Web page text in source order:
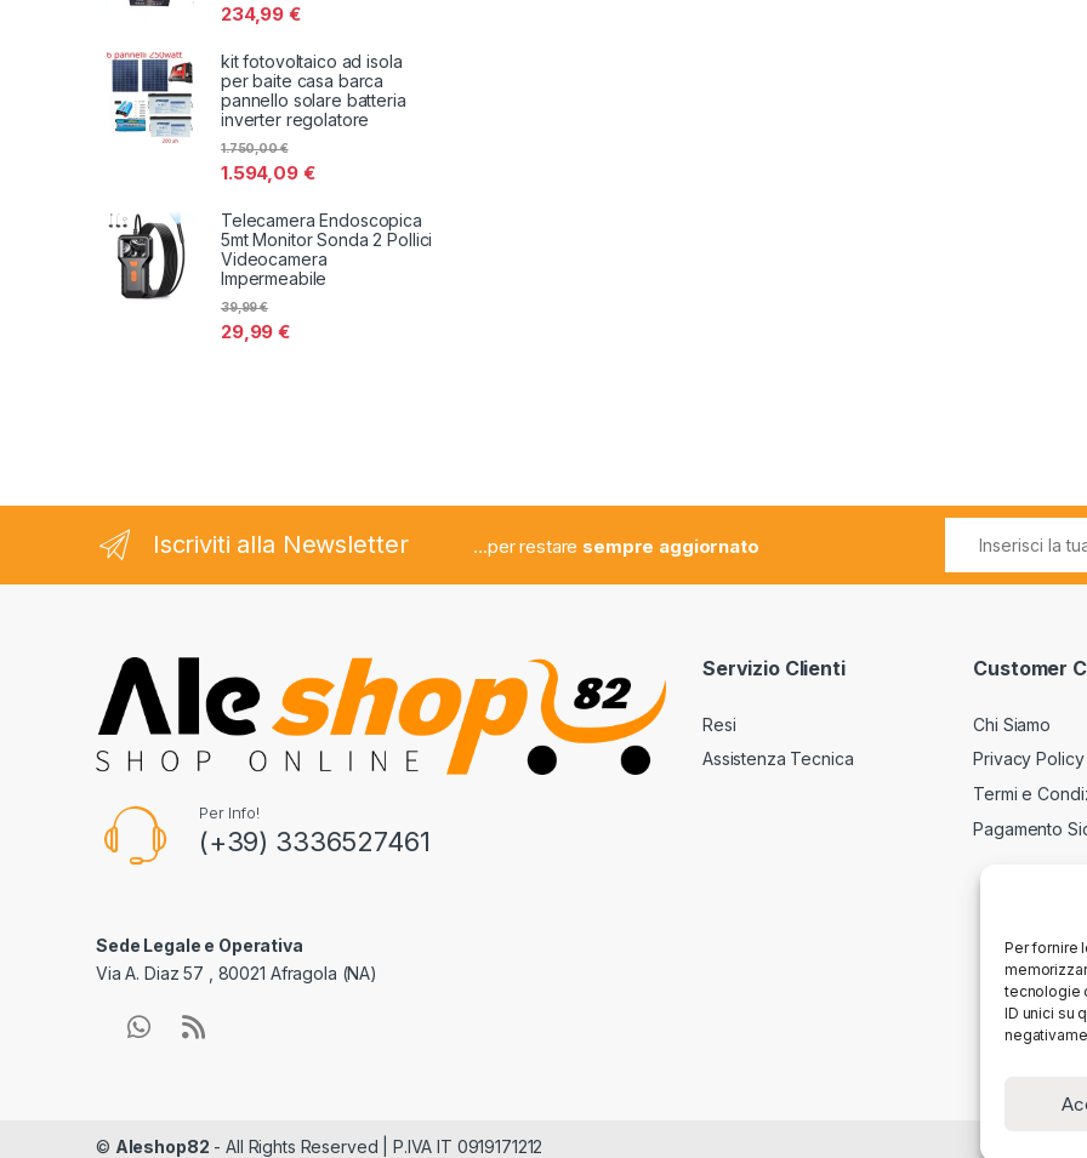
Per fornire
tecnologie
ID unici su
234,99€
kit fotovoltaico ad isola
per baite casa barca
pannello solare batteria
inverter regolatore
1.594,09 €
1.750,00€
Telecamera Endoscopica
5mt Monitor Sonda 2 Pollici
Videocamera
Impermeabile
29,99€
39,99€
Iscriviti alla Newsletter ...per restare sempre aggiornato
Per Info!
(+39) 3336527461
Sede Legale e Operativa
Via A. Diaz 57 , 80021 Afragola (NA)
Servizio Clienti
Resi
Assistenza Tecnica
Customer
Chi Siamo
Privacy Policy
Termi e
Pagamento
© Aleshop82 - All Rights Reserved | P.IVA IT 0919171212